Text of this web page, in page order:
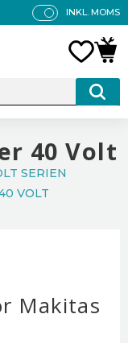
P
V
A
S
INKL. MOMS
40 Volt
SERIEN
VOLT
Makitas